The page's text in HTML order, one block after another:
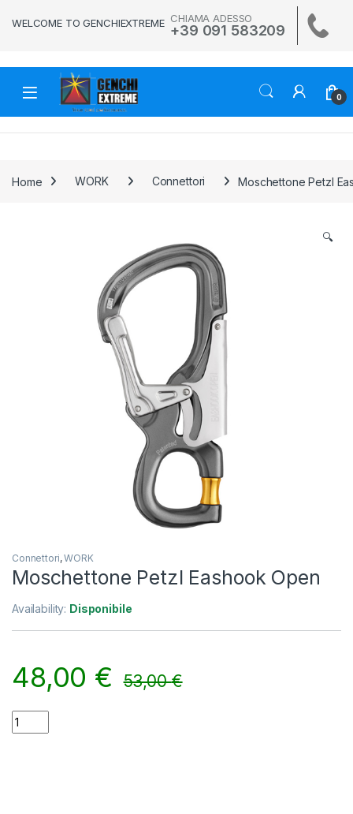
WELCOME TO GENCHIEXTREME CHIAMA ADESSO
+39 091 583209
0
Home WORK Connettori Moschettone Petzl
🔍
Connettori,WORK
Moschettone Petzl Eashook Open
Availability: Disponibile
48,00 € 53,00€
Moschettone Petzl Eashook Open quantity